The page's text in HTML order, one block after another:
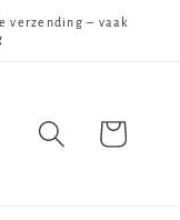
verzending – vaak
Winkelwagen